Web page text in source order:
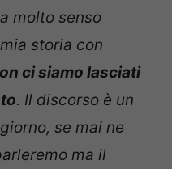
molto senso
storia con
ci siamo lasciati
. Il discorso è un
se mai ne
ma il